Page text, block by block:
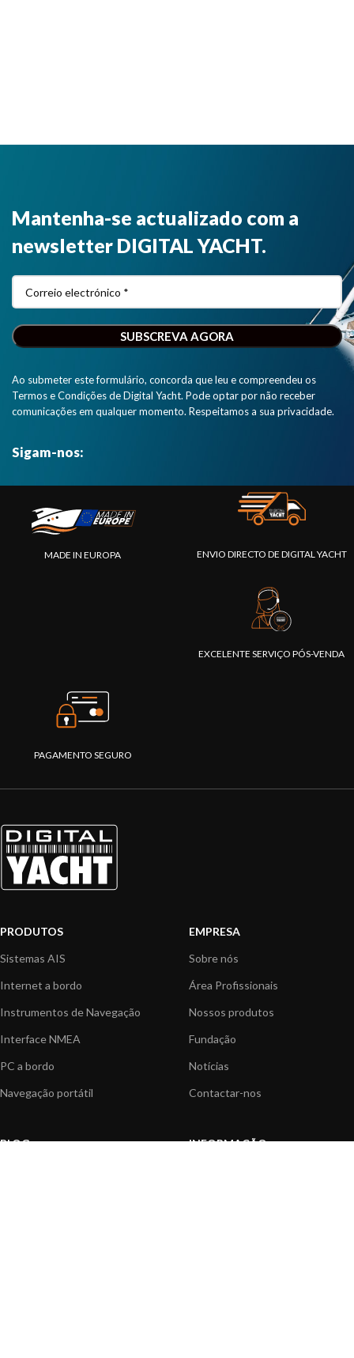
Mantenha-se actualizado com a
newsletter DIGITAL YACHT.
Ao submeter este formulário, concorda que leu e compreendeu os
Termos e Condições de Digital Yacht. Pode optar por não receber
comunicações em qualquer momento. Respeitamos a sua privacidade.
Sigam-nos:
MADE IN EUROPA ENVIO DIRECTO DE DIGITAL YACHT
EXCELENTE SERVIÇO PÓS-VENDA
PAGAMENTO SEGURO
PRODUTOS
Sistemas AIS
Internet a bordo
Instrumentos de Navegação
Interface NMEA
PC a bordo
Navegação portátil
EMPRESA
Sobre nós
Área Profissionais
Nossos produtos
Fundação
Notícias
Contactar-nos
BLOG
INFORMAÇÃO